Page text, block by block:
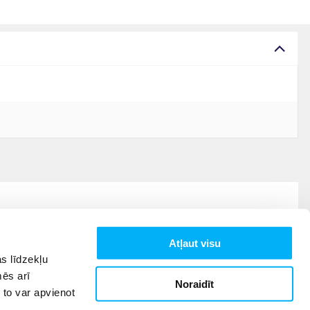
līdzekļu
arī
var apvienot
Atļaut visu
Noraidīt